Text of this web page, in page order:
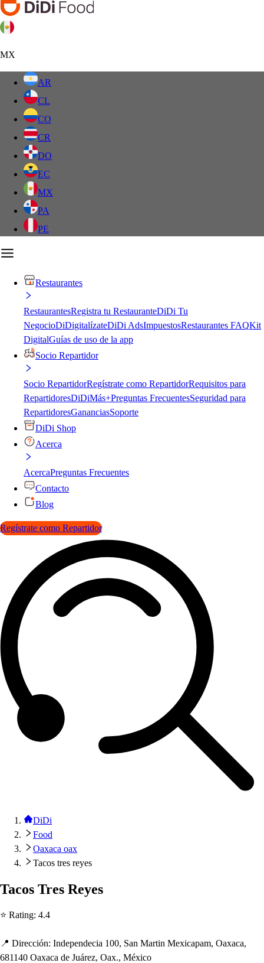
MX
AR
CL
CO
CR
DO
EC
MX
PA
PE
Restaurantes
RestaurantesRegistra tu RestauranteDiDi Tu
NegocioDiDigitalízateDiDi AdsImpuestosRestaurantes FAQKit
DigitalGuías de uso de la app
Socio Repartidor
Socio RepartidorRegístrate como RepartidorRequisitos para
RepartidoresDiDiMás+Preguntas FrecuentesSeguridad para
RepartidoresGananciasSoporte
DiDi Shop
Acerca
AcercaPreguntas Frecuentes
Contacto
Blog
Regístrate como Repartidor
DiDi
Food
Oaxaca oax
Tacos tres reyes
Tacos Tres Reyes
⭐ Rating: 4.4
📍 Dirección: Independecia 100, San Martin Mexicapam, Oaxaca,
681140 Oaxaca de Juárez, Oax., México